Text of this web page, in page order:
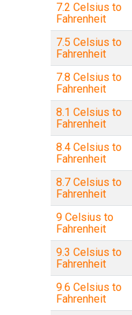
7.2 Celsius to
Fahrenheit
7.5 Celsius to
Fahrenheit
7.8 Celsius to
Fahrenheit
8.1 Celsius to
Fahrenheit
8.4 Celsius to
Fahrenheit
8.7 Celsius to
Fahrenheit
9 Celsius to
Fahrenheit
9.3 Celsius to
Fahrenheit
9.6 Celsius to
Fahrenheit